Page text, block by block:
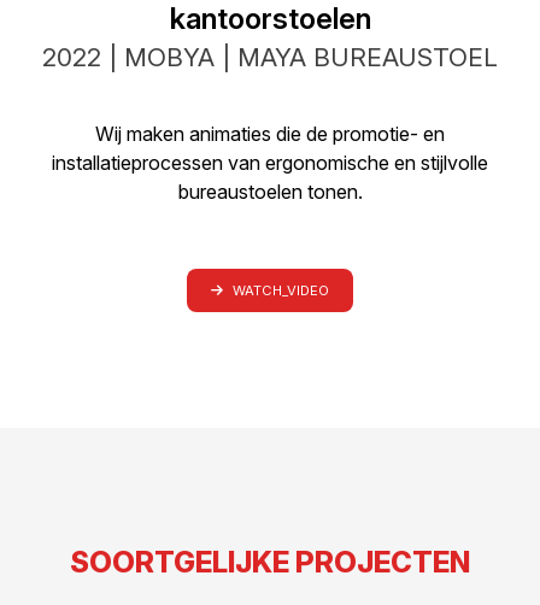
kantoorstoelen
2022 | MOBYA | MAYA BUREAUSTOEL
Wij maken animaties die de promotie- en
installatieprocessen van ergonomische en stijlvolle
bureaustoelen tonen.
WATCH_VIDEO
SOORTGELIJKE PROJECTEN